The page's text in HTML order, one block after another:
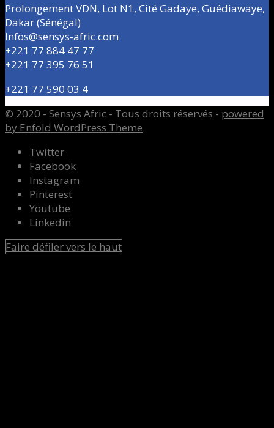
Prolongement VDN, Lot N1, Cité Gadaye, Guédiawaye,
Dakar (Sénégal)
Infos@sensys-afric.com
+221 77 884 47 77
+221 77 395 76 51
+221 77 590 03 4
© 2020 - Sensys Afric - Tous droits réservés - powered
by Enfold WordPress Theme
Twitter
Facebook
Instagram
Pinterest
Youtube
Linkedin
Faire défiler vers le haut